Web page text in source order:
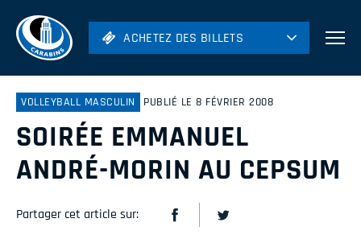
ACHETEZ DES BILLETS
Hockey
Soccer
Rugby
ACHETEZ DES BILLETS
VOLLEYBALL MASCULIN PUBLIÉ LE 8 FÉVRIER 2008
SOIRÉE EMMANUEL
ANDRÉ-MORIN AU CEPSUM
Partager cet article sur: